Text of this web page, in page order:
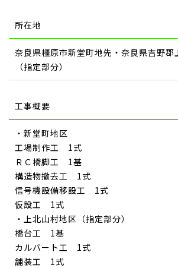
所在地
奈良県橿原市新堂町地先・奈良県吉野郡
（指定部分）
工事概要
・新堂町地区
工場制作工 1式
ＲＣ橋脚工 1基
構造物撤去工 1式
信号機設備移設工 1式
仮設工 1式
・上北山村地区（指定部分）
橋台工 1基
カルバート工 1式
舗装工 1式